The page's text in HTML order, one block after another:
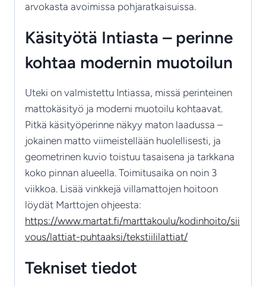
arvokasta avoimissa pohjaratkaisuissa.
Käsityötä Intiasta – perinne
kohtaa modernin muotoilun
Uteki on valmistettu Intiassa, missä perinteinen
mattokäsityö ja moderni muotoilu kohtaavat.
Pitkä käsityöperinne näkyy maton laadussa –
jokainen matto viimeistellään huolellisesti, ja
geometrinen kuvio toistuu tasaisena ja tarkkana
koko pinnan alueella. Toimitusaika on noin 3
viikkoa. Lisää vinkkejä villamattojen hoitoon
löydät Marttojen ohjeesta:
https://www.martat.fi/marttakoulu/kodinhoito/sii
vous/lattiat-puhtaaksi/tekstiililattiat/
Tekniset tiedot